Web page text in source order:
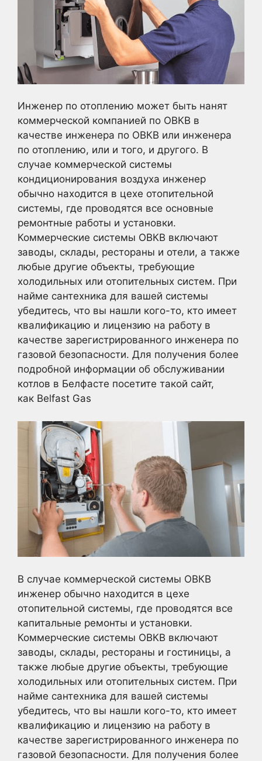
Инженер по отоплению может быть нанят
коммерческой компанией по ОВКВ в
качестве инженера по ОВКВ или инженера
по отоплению, или и того, и другого. В
случае коммерческой системы
кондиционирования воздуха инженер
обычно находится в цехе отопительной
системы, где проводятся все основные
ремонтные работы и установки.
Коммерческие системы ОВКВ включают
заводы, склады, рестораны и отели, а также
любые другие объекты, требующие
холодильных или отопительных систем. При
найме сантехника для вашей системы
убедитесь, что вы нашли кого-то, кто имеет
квалификацию и лицензию на работу в
качестве зарегистрированного инженера по
газовой безопасности. Для получения более
подробной информации об обслуживании
котлов в Белфасте посетите такой сайт,
как Belfast Gas
В случае коммерческой системы ОВКВ
инженер обычно находится в цехе
отопительной системы, где проводятся все
капитальные ремонты и установки.
Коммерческие системы ОВКВ включают
заводы, склады, рестораны и гостиницы, а
также любые другие объекты, требующие
холодильных или отопительных систем. При
найме сантехника для вашей системы
убедитесь, что вы нашли кого-то, кто имеет
квалификацию и лицензию на работу в
качестве зарегистрированного инженера по
газовой безопасности. Для получения более